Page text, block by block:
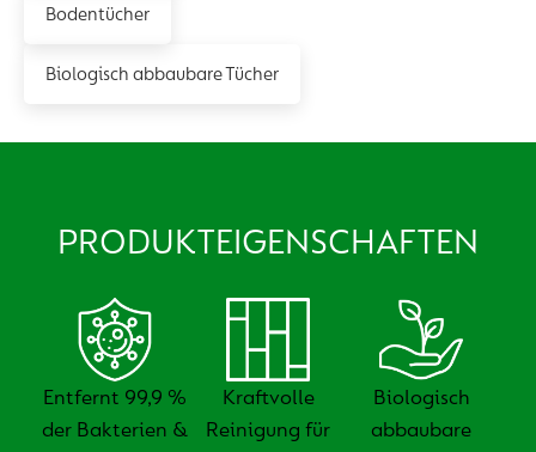
Bodentücher
Biologisch abbaubare Tücher
PRODUKTEIGENSCHAFTEN
Entfernt 99,9 %
der Bakterien &
Kraftvolle
Reinigung für
Biologisch
abbaubare